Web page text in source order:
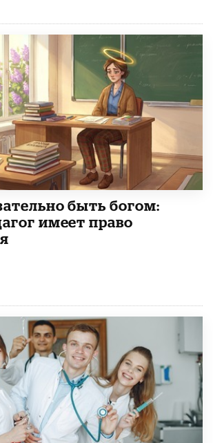
быть богом:
имеет право